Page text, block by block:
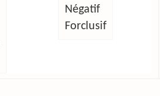
Négatif
Forclusif